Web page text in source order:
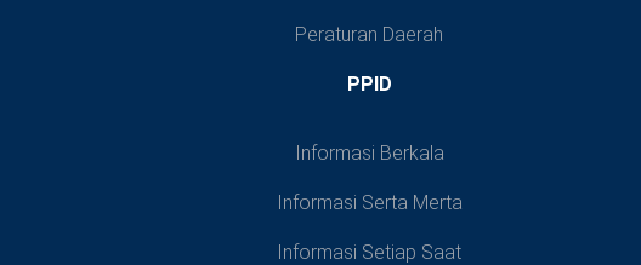
Peraturan Daerah
PPID
Informasi Berkala
Informasi Serta Merta
Informasi Setiap Saat